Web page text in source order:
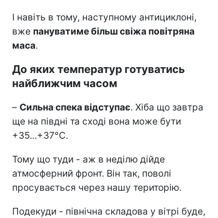
І навіть в тому, наступному антициклоні,
вже пануватиме більш свіжа повітряна
маса.
До яких температур готуватись
найближчим часом
– Сильна спека відступає. Хіба що завтра
ще на півдні та сході вона може бути
+35...+37°С.
Тому що туди - аж в неділю дійде
атмосферний фронт. Він так, поволі
просувається через нашу територію.
Подекуди - північна складова у вітрі буде,